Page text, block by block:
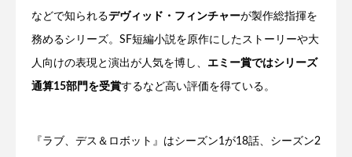
などで知られるデヴィッド・フィンチャーが製作総指揮を
務めるシリーズ。SF短編小説を原作にしたストーリーや大
人向けの表現と演出が人気を博し、 エミー賞ではシリーズ
通算15部門を受賞するなど高い評価を得ている。
『ラブ、デス＆ロボット』はシーズン1が18話、シーズン2